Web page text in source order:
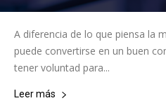
A diferencia de lo que piensa la
puede convertirse en un buen
tener voluntad para...
Leer más